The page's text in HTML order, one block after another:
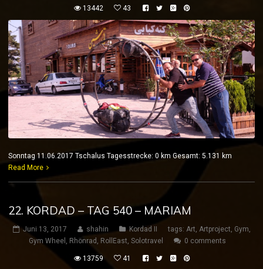
13442 43
Sonntag 11.06.2017 Tschalus Tagesstrecke: 0 km Gesamt: 5.131 km
Read More
22. KORDAD – TAG 540 – MARIAM
Juni 13, 2017 shahin Kordad II tags: Art, Artproject, Gym,
Gym Wheel , Rhönrad , RollEast, Solotravel 0 comments
13759 41